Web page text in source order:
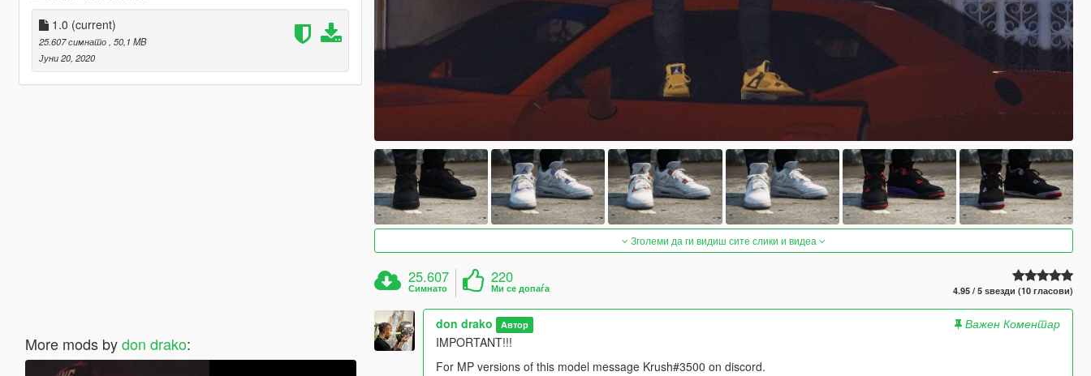
1.0 (current)
25.607 симнато , 50,1 MB
Јуни 20, 2020
More mods bydon drako:
Зголеми да ги видиш сите слики и видеа
25.607
Симнато
220
Ми се допаѓа 4.95 / 5 ѕвезди (10 гласови)
don drako Автор
Важен Коментар
IMPORTANT!!!
For MP versions of this model message Krush#3500 on discord.